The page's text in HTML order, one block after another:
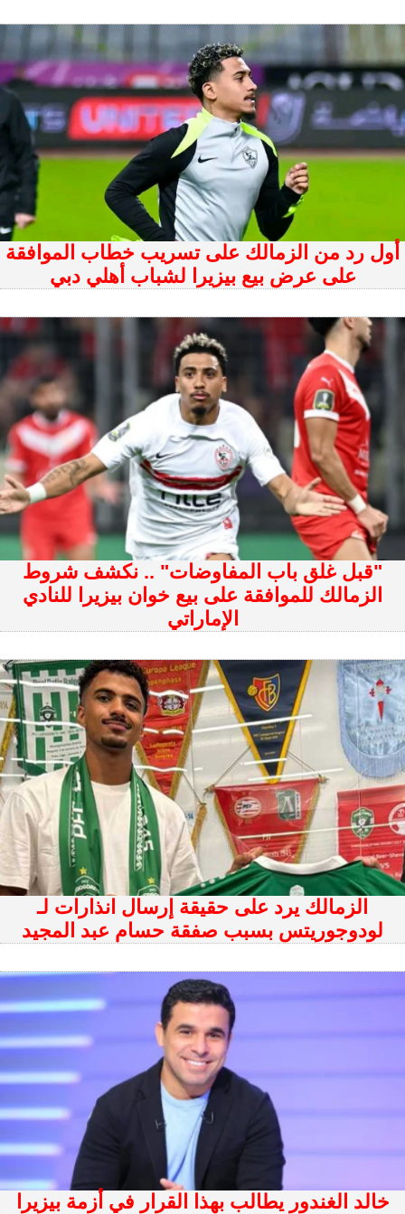
أول رد من الزمالك على تسريب خطاب الموافقة
على عرض بيع بيزيرا لشباب أهلي دبي
"قبل غلق باب المفاوضات" .. نكشف شروط
الزمالك للموافقة على بيع خوان بيزيرا للنادي
الإماراتي
الزمالك يرد على حقيقة إرسال انذارات لـ
لودوجوريتس بسبب صفقة حسام عبد المجيد
خالد الغندور يطالب بهذا القرار في أزمة بيزيرا